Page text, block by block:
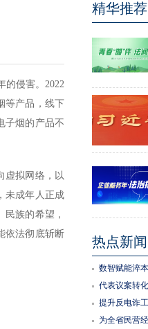
的侵害。2022
等产品，线下
子烟的产品不
虚拟网络，以
未成年人正成
族的希望，
依法彻底斩断
精华推荐
热点新闻